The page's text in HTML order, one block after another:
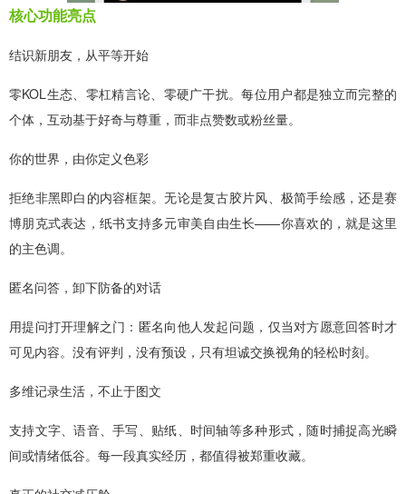
核心功能亮点
结识新朋友，从平等开始
零KOL生态、零杠精言论、零硬广干扰。每位用户都是独立而完整的
个体，互动基于好奇与尊重，而非点赞数或粉丝量。
你的世界，由你定义色彩
拒绝非黑即白的内容框架。无论是复古胶片风、极简手绘感，还是赛
博朋克式表达，纸书支持多元审美自由生长——你喜欢的，就是这里
的主色调。
匿名问答，卸下防备的对话
用提问打开理解之门：匿名向他人发起问题，仅当对方愿意回答时才
可见内容。没有评判，没有预设，只有坦诚交换视角的轻松时刻。
多维记录生活，不止于图文
支持文字、语音、手写、贴纸、时间轴等多种形式，随时捕捉高光瞬
间或情绪低谷。每一段真实经历，都值得被郑重收藏。